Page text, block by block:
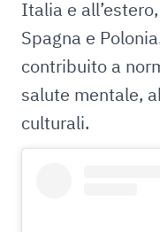
Italia e
Spagna e
contribuito a
salute mentale,
culturali.